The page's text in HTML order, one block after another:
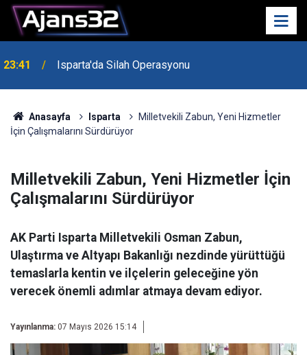
23:41 Isparta'da Silah Operasyonu
23:21 6 Mart Spor Salonu Yeniden Yükseliyor
Anasayfa Isparta
Milletvekili Zabun, Yeni Hizmetler
İçin Çalışmalarını Sürdürüyor
Milletvekili Zabun, Yeni Hizmetler İçin
Çalışmalarını Sürdürüyor
AK Parti Isparta Milletvekili Osman Zabun,
Ulaştırma ve Altyapı Bakanlığı nezdinde yürüttüğü
temaslarla kentin ve ilçelerin geleceğine yön
verecek önemli adımlar atmaya devam ediyor.
Yayınlanma: 07 Mayıs 2026 15:14